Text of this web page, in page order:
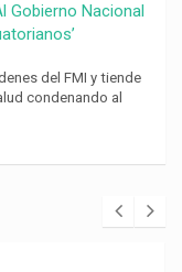
Gobierno Nacional
del FMI y tiende
condenando al